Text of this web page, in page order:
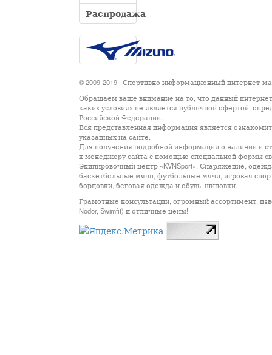
Распродажа
© 2009-2019 | Спортивно информационный интернет-
Обращаем ваше внимание на то, что данный
каких условиях не является публичной офертой,
Российской Федерации.
Вся представленная информация является
указанных на сайте.
Для получения подробной информации о наличии и
к менеджеру сайта с помощью специальной формы
Экипировочный центр «KVNSport». Снаряжение,
баскетбольные мячи, футбольные мячи, игровая
борцовки, беговая одежда и обувь, шиповки.
Грамотные консультации, огромный ассортимент,
Nodor, Swimfit) и отличные цены!